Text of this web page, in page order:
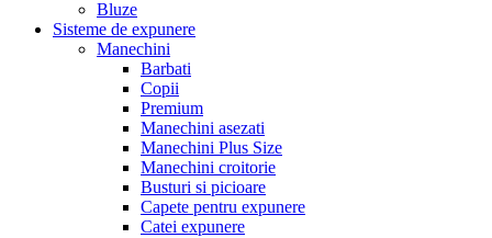
Bluze
Sisteme de expunere
Manechini
Barbati
Copii
Premium
Manechini asezati
Manechini Plus Size
Manechini croitorie
Busturi si picioare
Capete pentru expunere
Catei expunere